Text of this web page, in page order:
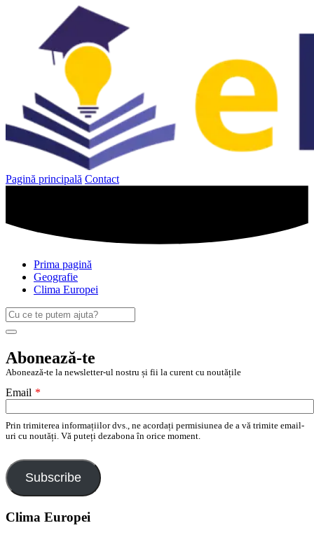
Pagină principală Contact
Prima pagină
Geografie
Clima Europei
Caută
după:
Search
Abonează-te
Abonează-te la newsletter-ul nostru și fii la curent cu noutățile
Email *
Prin trimiterea informațiilor dvs., ne acordați permisiunea de a vă trimite email-
uri cu noutăți. Vă puteți dezabona în orice moment.
Subscribe
Clima Europei